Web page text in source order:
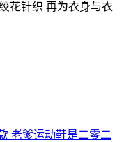
花针织 再为衣身与衣
老爹运动鞋是二零二